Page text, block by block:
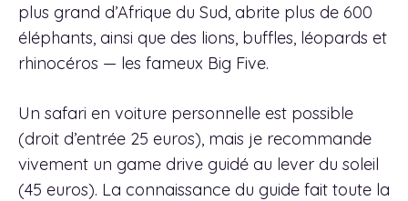
plus grand d’Afrique du Sud, abrite plus de 600
éléphants, ainsi que des lions, buffles, léopards et
rhinocéros — les fameux Big Five.
Un safari en voiture personnelle est possible
(droit d’entrée 25 euros), mais je recommande
vivement un game drive guidé au lever du soleil
(45 euros). La connaissance du guide fait toute la